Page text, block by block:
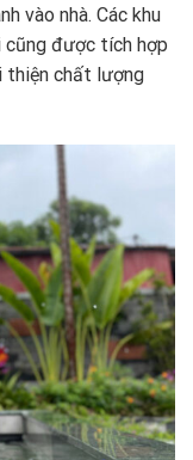
vào nhà. Các khu
cũng được tích hợp
thiện chất lượng